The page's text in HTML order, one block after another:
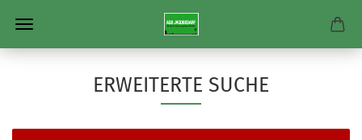
ERWEITERTE SUCHE